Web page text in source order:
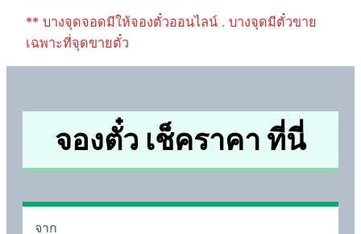
** บางจุดจอดมีให้จองตั๋วออนไลน์ . บางจุดมีตั๋วขาย
เฉพาะที่จุดขายตั๋ว
จองตั๋ว เช็คราคา ที่นี่